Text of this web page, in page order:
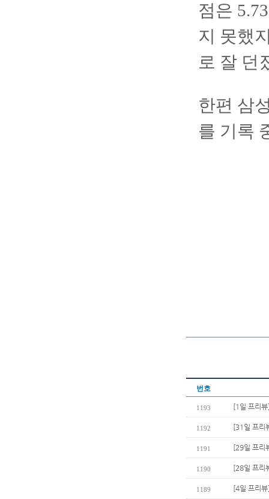
점은
지 못했
로 잘 던
한편 삼
를 기록
번호
1193 [1일 프리
1192 [31일 프리
1191 [29일 프리
1190 [28일 프리
1189 [4일 프리